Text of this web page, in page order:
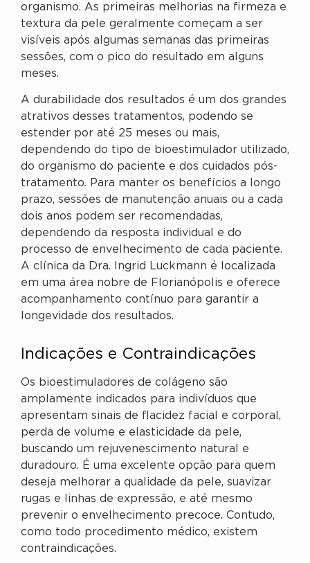
organismo. As primeiras melhorias na firmeza e
textura da pele geralmente começam a ser
visíveis após algumas semanas das primeiras
sessões, com o pico do resultado em alguns
meses.
A durabilidade dos resultados é um dos grandes
atrativos desses tratamentos, podendo se
estender por até 25 meses ou mais,
dependendo do tipo de bioestimulador utilizado,
do organismo do paciente e dos cuidados pós-
tratamento. Para manter os benefícios a longo
prazo, sessões de manutenção anuais ou a cada
dois anos podem ser recomendadas,
dependendo da resposta individual e do
processo de envelhecimento de cada paciente.
A clínica da Dra. Ingrid Luckmann é localizada
em uma área nobre de Florianópolis e oferece
acompanhamento contínuo para garantir a
longevidade dos resultados.
Indicações e Contraindicações
Os bioestimuladores de colágeno são
amplamente indicados para indivíduos que
apresentam sinais de flacidez facial e corporal,
perda de volume e elasticidade da pele,
buscando um rejuvenescimento natural e
duradouro. É uma excelente opção para quem
deseja melhorar a qualidade da pele, suavizar
rugas e linhas de expressão, e até mesmo
prevenir o envelhecimento precoce. Contudo,
como todo procedimento médico, existem
contraindicações.